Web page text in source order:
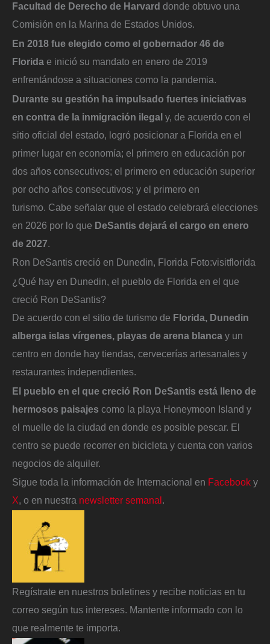
Facultad de Derecho de Harvard donde obtuvo una
Comisión en la Marina de Estados Unidos.
En 2018 fue elegido como el gobernador 46 de
Florida e inició su mandato en enero de 2019
enfrentándose a situaciones como la pandemia.
Durante su gestión ha impulsado fuertes iniciativas
en contra de la inmigración ilegal y, de acuerdo con el
sitio oficial del estado, logró posicionar a Florida en el
primer lugar en economía; el primero en educación por
dos años consecutivos; el primero en educación superior
por ocho años consecutivos; y el primero en
turismo. Cabe señalar que el estado celebrará elecciones
en 2026 por lo que DeSantis dejará el cargo en enero
de 2027.
Ron DeSantis creció en Dunedin, Florida Foto:visitflorida
¿Qué hay en Dunedin, el pueblo de Florida en el que
creció Ron DeSantis?
De acuerdo con el sitio de turismo de Florida, Dunedin
alberga islas vírgenes, playas de arena blanca y un
centro en donde hay tiendas, cervecerías artesanales y
restaurantes independientes.
El pueblo en el que creció Ron DeSantis está lleno de
hermosos paisajes como la playa Honeymoon Island y
el muelle de la ciudad en donde es posible pescar. El
centro se puede recorrer en bicicleta y cuenta con varios
negocios de alquiler.
Sigue toda la información de Internacional en Facebook y
X, o en nuestra newsletter semanal.
Regístrate en nuestros boletines y recibe noticias en tu
correo según tus intereses. Mantente informado con lo
que realmente te importa.